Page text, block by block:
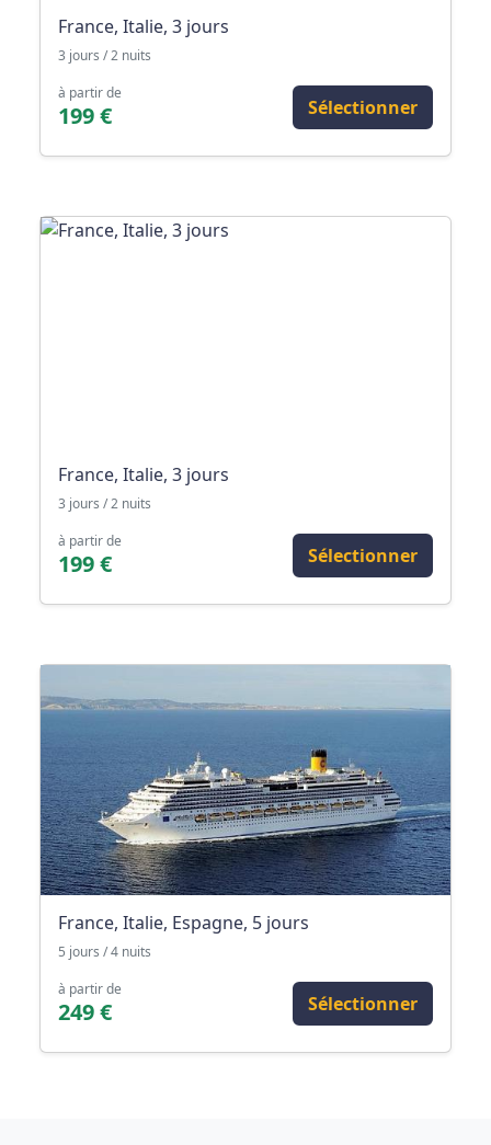
France, Italie, 3 jours
3 jours / 2 nuits
à partir de
199 € Sélectionner
France, Italie, 3 jours
3 jours / 2 nuits
à partir de
199 € Sélectionner
France, Italie, Espagne, 5 jours
5 jours / 4 nuits
à partir de
249 € Sélectionner